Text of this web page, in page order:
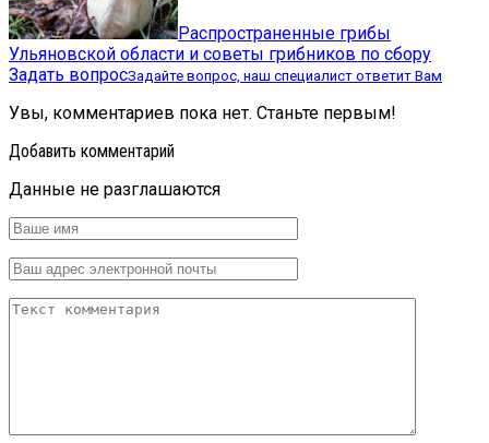
Распространенные грибы
Ульяновской области и советы грибников по сбору
Задать вопросЗадайте вопрос, наш специалист ответит Вам
Увы, комментариев пока нет. Станьте первым!
Добавить комментарий
Данные не разглашаются